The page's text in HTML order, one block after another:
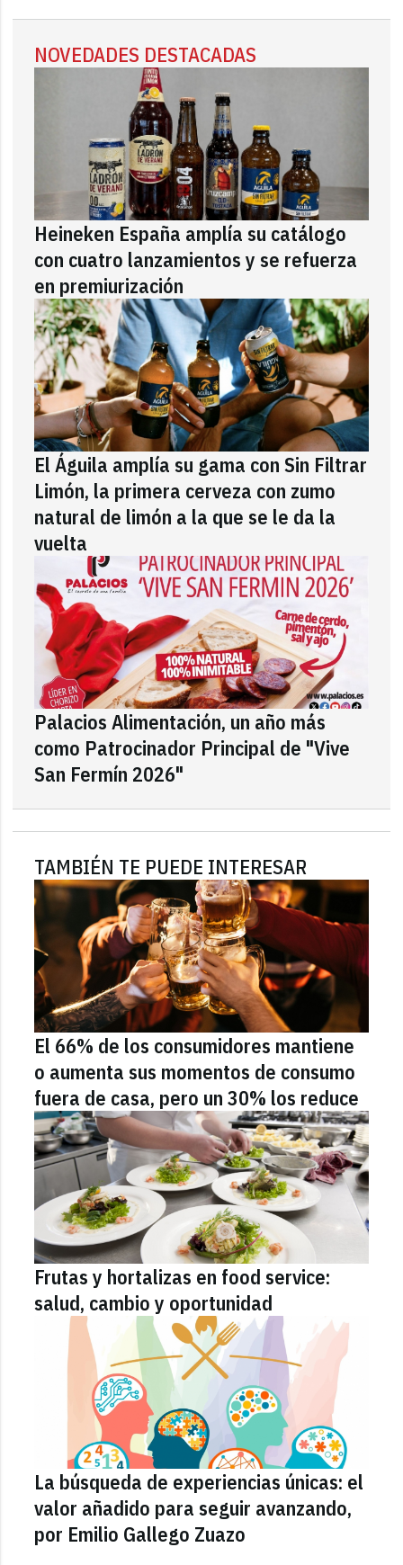
NOVEDADES DESTACADAS
Heineken España amplía su catálogo
con cuatro lanzamientos y se refuerza
en premiurización
El Águila amplía su gama con Sin Filtrar
Limón, la primera cerveza con zumo
natural de limón a la que se le da la
vuelta
Palacios Alimentación, un año más
como Patrocinador Principal de "Vive
San Fermín 2026"
TAMBIÉN TE PUEDE INTERESAR
El 66% de los consumidores mantiene
o aumenta sus momentos de consumo
fuera de casa, pero un 30% los reduce
Frutas y hortalizas en food service:
salud, cambio y oportunidad
La búsqueda de experiencias únicas: el
valor añadido para seguir avanzando,
por Emilio Gallego Zuazo